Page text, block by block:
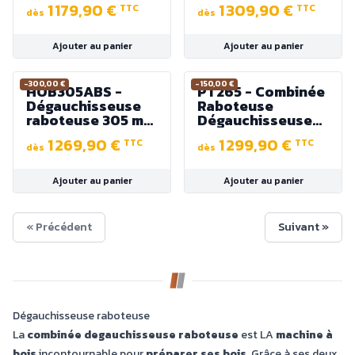
400V - 2100W
dès 1 179,90 € TTC
Ajouter au panier
230 V - Largeur
dès 1 309,90 € TTC
Ajouter au panier
-300,00 €
HOB305ABS -
Dégauchisseuse
raboteuse 305 mm
avec Aspiration et
socle intégrés
dès 1 269,90 € TTC
Ajouter au panier
-150,00 €
PT265 - Combinée
Raboteuse
Dégauchisseuse
250 mm -
Puissance 2600 W
dès 1 299,90 € TTC
Ajouter au panier
« Précédent Suivant »
Dégauchisseuse raboteuse
Lacombinée degauchisseuse raboteuse est LA machine à